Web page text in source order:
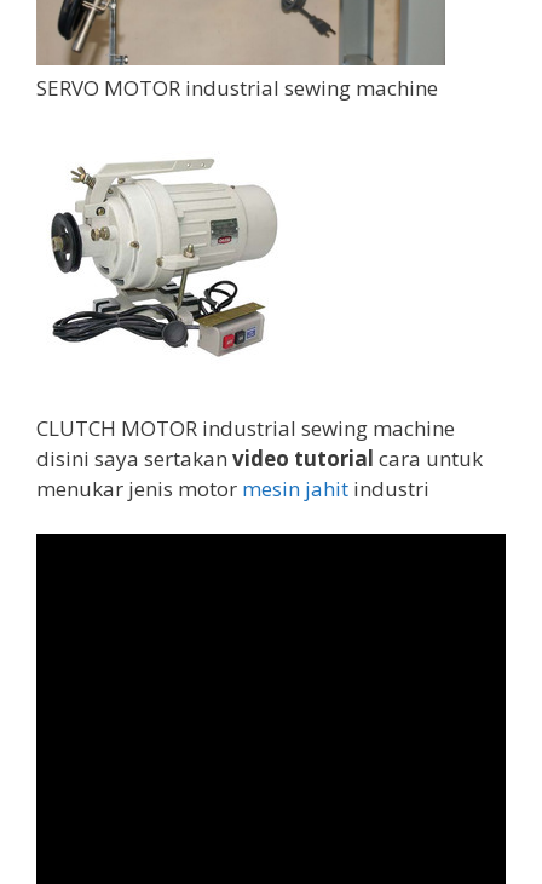
SERVO MOTOR industrial sewing machine
CLUTCH MOTOR industrial sewing machine
disini saya sertakan video tutorial cara untuk
menukar jenis motor mesin jahit industri